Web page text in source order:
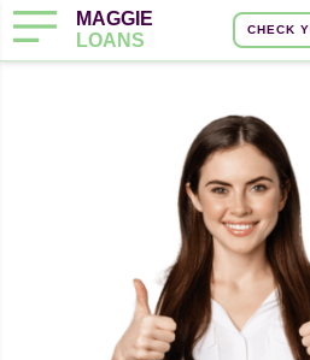
MAGGIE
LOANS
CHECK